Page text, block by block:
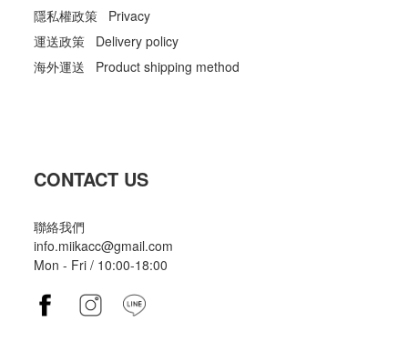
隱私權政策 Privacy
運送政策 Delivery policy
海外運送 Product shipping method
CONTACT US
聯絡我們
info.miikacc@gmail.com
Mon - Fri / 10:00-18:00